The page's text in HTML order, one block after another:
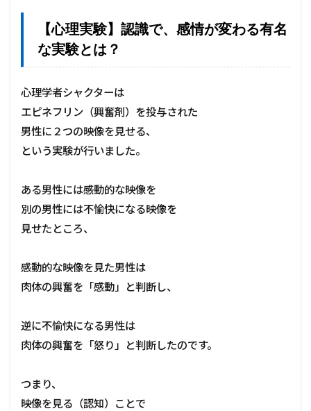
ラ
な
。
3
不
な
出
事
認
識
変
え
る
と
で
ス
【心理実験】認識で、感情が変わる有名
な実験とは？
心理学者シャクターは
エピネフリン（興奮剤）を投与された
男性に２つの映像を見せる、
という実験が行いました。
ある男性には感動的な映像を
別の男性には不愉快になる映像を
見せたところ、
感動的な映像を見た男性は
肉体の興奮を「感動」と判断し、
逆に不愉快になる男性は
肉体の興奮を「怒り」と判断したのです。
つまり、
映像を見る（認知）ことで